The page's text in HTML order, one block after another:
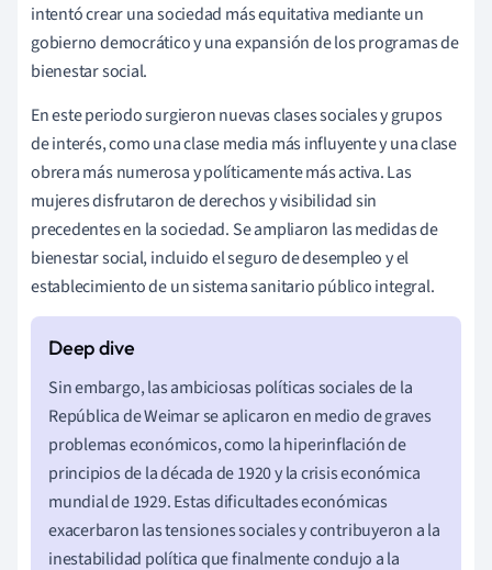
intentó crear una sociedad más equitativa mediante un
gobierno democrático y una expansión de los programas de
bienestar social.
En este periodo surgieron nuevas clases sociales y grupos
de interés, como una clase media más influyente y una clase
obrera más numerosa y políticamente más activa. Las
mujeres disfrutaron de derechos y visibilidad sin
precedentes en la sociedad. Se ampliaron las medidas de
bienestar social, incluido el seguro de desempleo y el
establecimiento de un sistema sanitario público integral.
Sin embargo, las ambiciosas políticas sociales de la
República de Weimar se aplicaron en medio de graves
problemas económicos, como la hiperinflación de
principios de la década de 1920 y la crisis económica
mundial de 1929. Estas dificultades económicas
exacerbaron las tensiones sociales y contribuyeron a la
inestabilidad política que finalmente condujo a la